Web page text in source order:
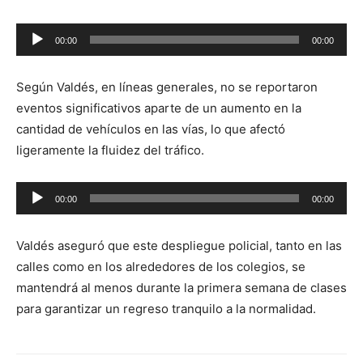
Reproductor
de
00:00 00:00
Según Valdés, en líneas generales, no se reportaron
eventos significativos aparte de un aumento en la
cantidad de vehículos en las vías, lo que afectó
ligeramente la fluidez del tráfico.
Reproductor
de
00:00 00:00
Valdés aseguró que este despliegue policial, tanto en las
calles como en los alrededores de los colegios, se
mantendrá al menos durante la primera semana de clases
para garantizar un regreso tranquilo a la normalidad.